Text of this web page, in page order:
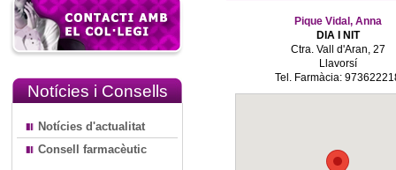
Notícies i Consells
Notícies d'actualitat
Consell farmacèutic
Pique Vidal, Anna
DIA I NIT
Ctra. Vall d'Aran, 27
Llavorsí
Tel. Farmàcia: